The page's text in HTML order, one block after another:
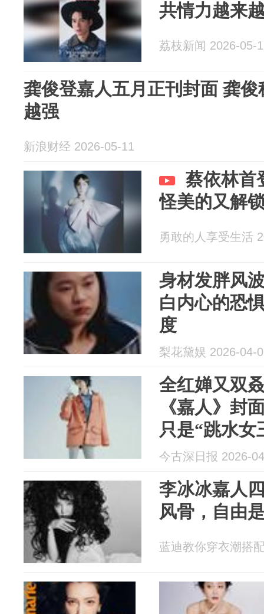
共情力越来
荔枝新闻 2026-05-
龚俊登嘉人五月正刊封面 龚
越强
新浪财经 2026-05-11
蔡依林首
怪美的又解
勇敢的人享受生活
身材发胖风
白内心的恐
度
梨花黛娱 2026-04-
全红婵又双
《嘉人》封
只是“跳水女
今古深日报 2026-
李冰冰嘉人
风骨，自由
蓝迪教你穿衣潮搭